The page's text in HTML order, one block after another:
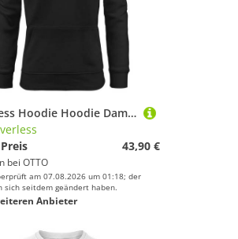
beim Sportausrüstung!
Neverless Hoodie Hoodie Damen Valhalla Axt nordische Mythologie Wikinger Print
43,90 €
bei OTTO
am 07.08.2026 um 01:18; der
sich seitdem geändert haben.
Anbieter